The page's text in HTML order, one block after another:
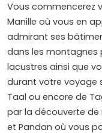
Vous commencerez
Manille où vous en
admirant ses
dans les montagnes
lacustres ainsi que
durant votre voyage
Taal ou encore de
par la découverte de
et Pandan où vous